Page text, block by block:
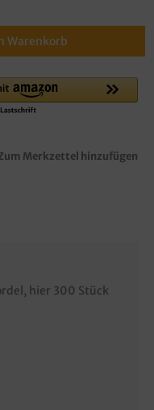
Warenkorb
Merkzettel hinzufügen
hier 300 Stück